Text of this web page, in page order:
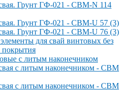
Грунт ГФ-021 - СВМ-N 114
Грунт ГФ-021 - СВМ-U 57 (3)
Грунт ГФ-021 - СВМ-U 76 (3)
для свай винтовых без
покрытия
с литым наконечником
с литым наконечником - СВМ
с литым наконечником - СВМ